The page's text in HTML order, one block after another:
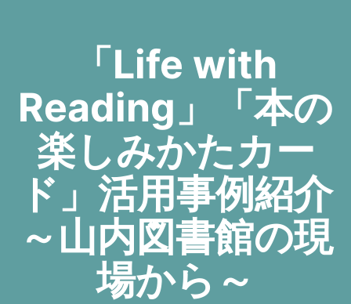
「Life with
Reading」「本の
楽しみかたカー
ド」活用事例紹介
～山内図書館の現
場から～